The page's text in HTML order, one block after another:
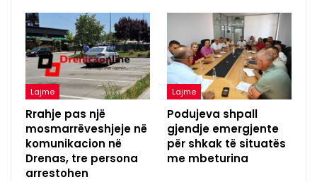
Lajme
Rrahje pas një
mosmarrëveshjeje në
komunikacion në
Drenas, tre persona
arrestohen
Lajme
Podujeva shpall
gjendje emergjente
për shkak të situatës
me mbeturina